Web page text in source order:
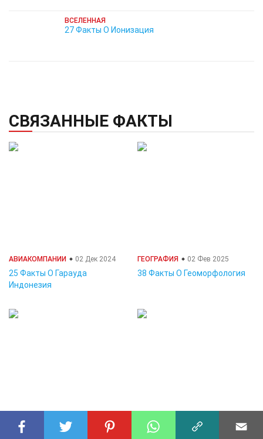
ВСЕЛЕННАЯ
27 Факты О Ионизация
СВЯЗАННЫЕ ФАКТЫ
АВИАКОМПАНИИ 02 Дек 2024
25 Факты О Гарауда
Индонезия
ГЕОГРАФИЯ 02 Фев 2025
38 Факты О Геоморфология
ВСЕЛЕННАЯ 02 Дек 2024 ГЕОГРАФИЯ 01 Дек 2024